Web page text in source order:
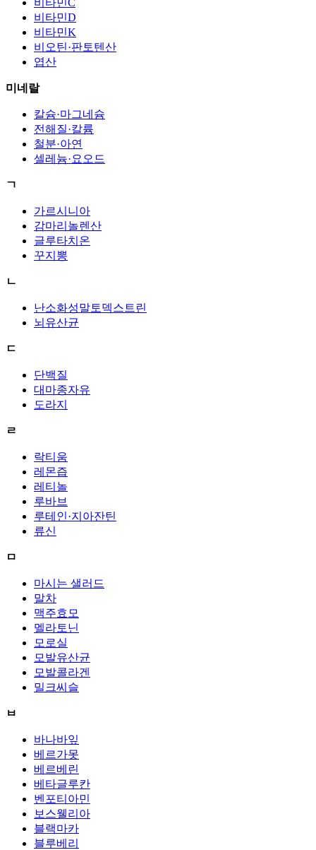
비타민D
비타민K
비오틴·판토텐산
엽산
미네랄
칼슘·마그네슘
전해질·칼륨
철분·아연
셀레늄·요오드
ㄱ
가르시니아
감마리놀렌산
글루타치온
꾸지뽕
ㄴ
난소화성말토덱스트린
뇌유산균
ㄷ
단백질
대마종자유
도라지
ㄹ
락티움
레몬즙
레티놀
루바브
루테인·지아잔틴
류신
ㅁ
마시는 샐러드
말차
맥주효모
멜라토닌
모로실
모발유산균
모발콜라겐
밀크씨슬
ㅂ
바나바잎
베르가못
베르베린
베타글루칸
벤포티아민
보스웰리아
블랙마카
블루베리